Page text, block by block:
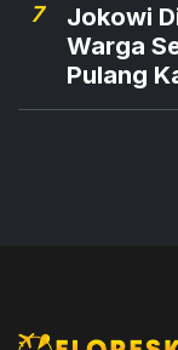
7
Jokowi
Warga Sebut, "Bapa
Pulang